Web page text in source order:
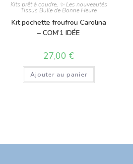
Kits prêt à coudre, ✨ Les nouveautés
Tissus Bulle de Bonne Heure
Kit pochette froufrou Carolina
– COM’1 IDÉE
27,00€
Ajouter au panier